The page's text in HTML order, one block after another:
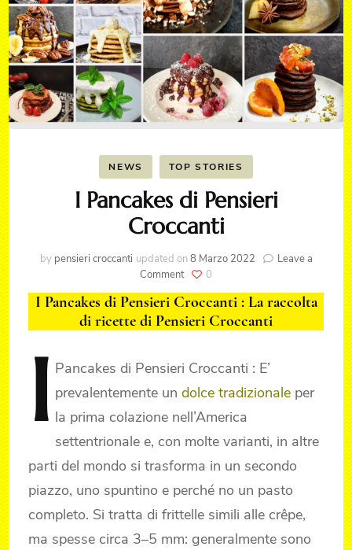
NEWS TOP STORIES
I Pancakes di Pensieri
Croccanti
by pensieri croccanti updated on8 Marzo 2022
Leave a
Commenton
I
Pancakes
di
0
I Pancakes di Pensieri Croccanti : La raccolta
di ricette di Pensieri Croccanti
I Pancakes di Pensieri Croccanti : E’
prevalentemente undolce tradizionale per
la prima colazione nell’America
settentrionale e, con molte varianti, in altre
parti del mondo si trasforma in un secondo
piazzo, uno spuntino e perché no un pasto
completo. Si tratta di frittelle simili alle crêpe,
ma spesse circa 3–5 mm: generalmente sono